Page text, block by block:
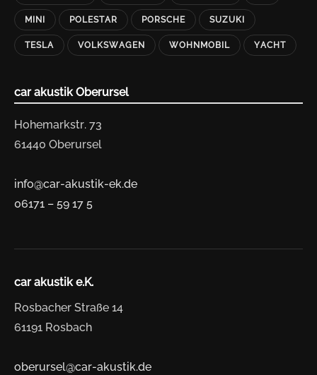
MINI POLESTAR PORSCHE SUZUKI
TESLA VOLKSWAGEN WOHNMOBIL YACHT
car akustik Oberursel
Hohemarkstr. 73
61440 Oberursel
info@car-akustik-ek.de
06171 – 59 17 5
car akustik e.K.
Rosbacher Straße 14
61191 Rosbach
oberursel@car-akustik.de